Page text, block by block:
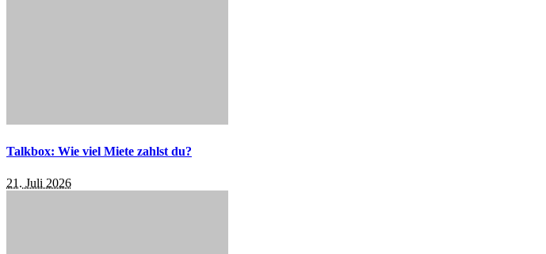
Talkbox: Wie viel Miete zahlst du?
21. Juli 2026